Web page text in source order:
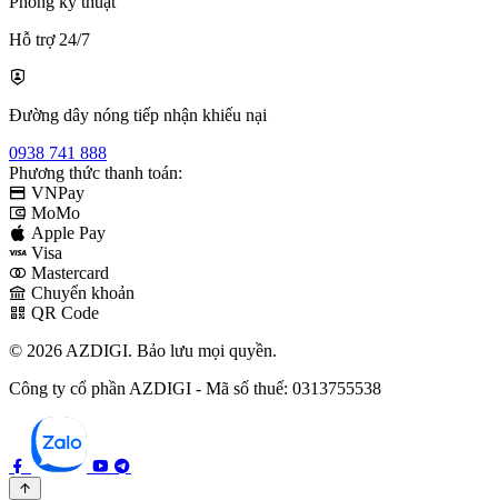
Hỗ trợ 24/7
Đường dây nóng tiếp nhận khiếu nại
0938 741 888
Phương thức thanh toán:
VNPay
MoMo
Apple Pay
Visa
Mastercard
Chuyển khoản
QR Code
© 2026 AZDIGI. Bảo lưu mọi quyền.
Công ty cổ phần AZDIGI - Mã số thuế: 0313755538